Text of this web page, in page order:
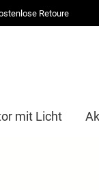
Retoure
mit Licht